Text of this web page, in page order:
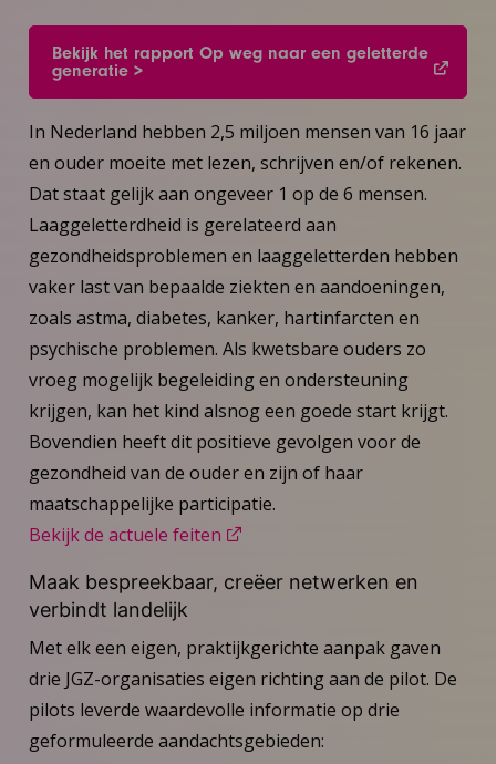
Bekijk het rapport Op weg naar een geletterde
generatie >
In Nederland hebben 2,5 miljoen mensen van 16 jaar
en ouder moeite met lezen, schrijven en/of rekenen.
Dat staat gelijk aan ongeveer 1 op de 6 mensen.
Laaggeletterdheid is gerelateerd aan
gezondheidsproblemen en laaggeletterden hebben
vaker last van bepaalde ziekten en aandoeningen,
zoals astma, diabetes, kanker, hartinfarcten en
psychische problemen. Als kwetsbare ouders zo
vroeg mogelijk begeleiding en ondersteuning
krijgen, kan het kind alsnog een goede start krijgt.
Bovendien heeft dit positieve gevolgen voor de
gezondheid van de ouder en zijn of haar
maatschappelijke participatie.
Bekijk de actuele feiten
Maak bespreekbaar, creëer netwerken en
verbindt landelijk
Met elk een eigen, praktijkgerichte aanpak gaven
drie JGZ-organisaties eigen richting aan de pilot. De
pilots leverde waardevolle informatie op drie
geformuleerde aandachtsgebieden: